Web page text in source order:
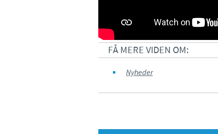
FÅ MERE VIDEN OM:
Nyheder